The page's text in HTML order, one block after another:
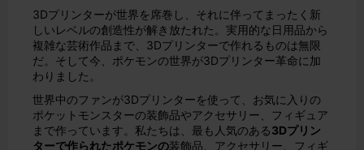
3Dプリンターが世界を席巻し、それに伴ってまったく新
しいレベルの創造性が解き放たれた。実用的な日用品から
複雑な芸術作品まで、3Dプリンターで作れるものは無限
だ。そして今、ポケモンの世界が3Dプリンター革命に加
わりました。
世界中のファンが3Dプリンターを使って、お気に入りの
ポケットモンスターの装飾品やアクセサリー、フィギュア
まで作っています。私たちは、最も人気のある3Dプリン
ターで作られたポケモンの装飾品、アクセサリー、フィギ